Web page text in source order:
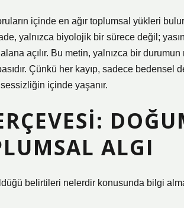
içinde en ağır toplumsal yükleri
yalnızca biyolojik bir sürece değil;
açılır. Bu metin, yalnızca bir
Çünkü her kayıp, sadece bedensel
içinde yaşanır.
ALGI
belirtileri nelerdir konusunda bilgi